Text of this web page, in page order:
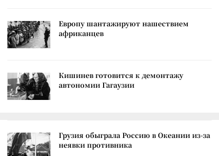
Европу шантажируют нашествием
африканцев
Кишинев готовится к демонтажу
автономии Гагаузии
Грузия обыграла Россию в Океании из-за
неявки противника